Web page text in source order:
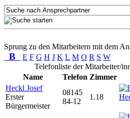
Sprung zu den Mitarbeitern mit dem
B E F G H J K L M O R S W
Telefonliste der Mitarbeiter/
Name
Telefon Zimmer
Heckl Josef
Erster
Bürgermeister
08145
84-12
1.18